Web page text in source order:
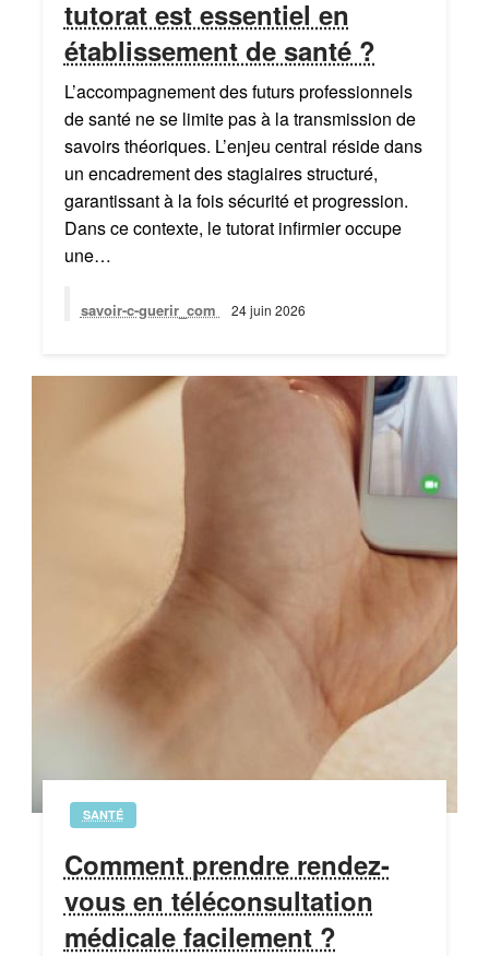
tutorat est essentiel en
établissement de santé ?
L’accompagnement des futurs professionnels
de santé ne se limite pas à la transmission de
savoirs théoriques. L’enjeu central réside dans
un encadrement des stagiaires structuré,
garantissant à la fois sécurité et progression.
Dans ce contexte, le tutorat infirmier occupe
une…
savoir-c-guerir_com 24 juin 2026
SANTÉ
Comment prendre rendez-
vous en téléconsultation
médicale facilement ?